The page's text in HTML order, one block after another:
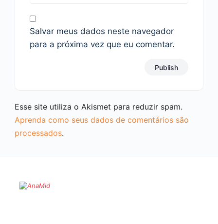
Salvar meus dados neste navegador
para a próxima vez que eu comentar.
Esse site utiliza o Akismet para reduzir spam.
Aprenda como seus dados de comentários são
processados.